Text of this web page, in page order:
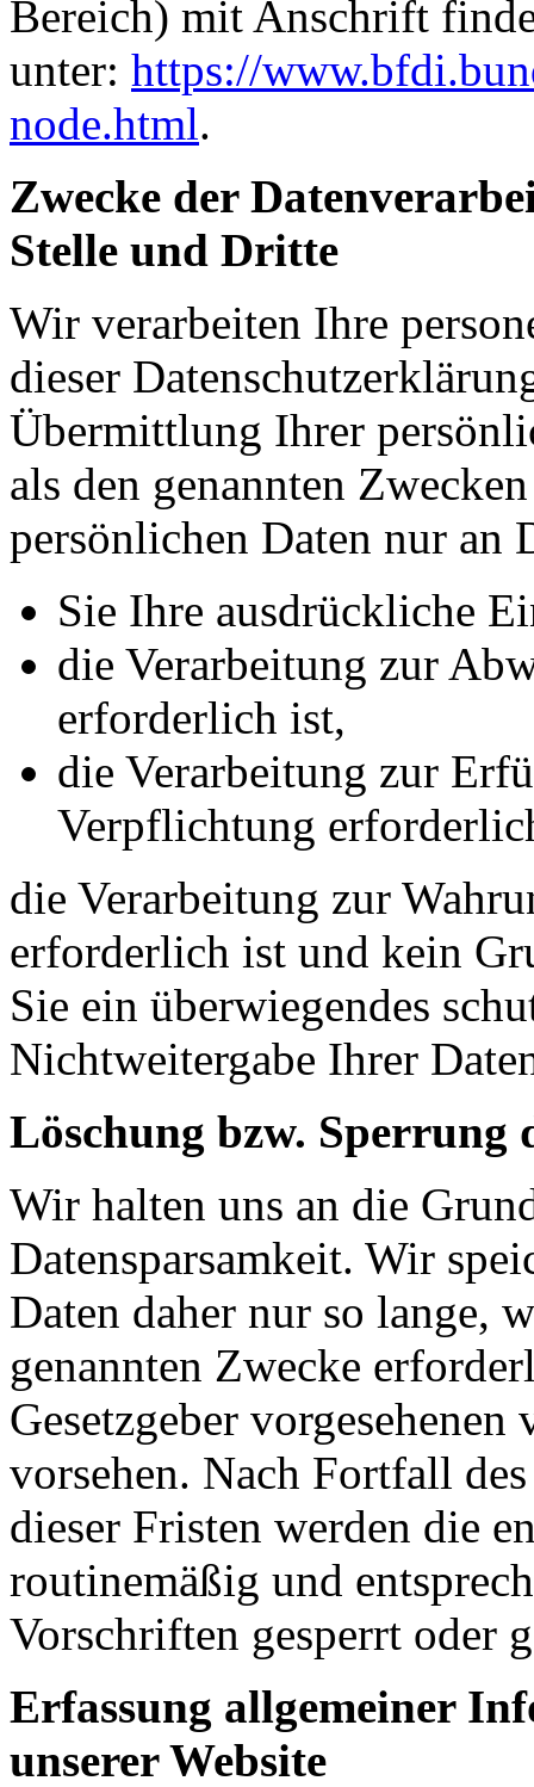
Bereich) mit Anschrift
unter: https://
node.html.
Zwecke der
Stelle und Dritte
Wir verarbeiten Ihre
dieser
Übermittlung Ihrer
als den genannten
persönlichen Daten nur an
Sie Ihre ausdrückliche
die Verarbeitung zur
erforderlich ist,
die Verarbeitung zur
Verpflichtung
die Verarbeitung zur
erforderlich ist und kein
Sie ein überwiegendes
Nichtweitergabe Ihrer
Löschung bzw. Sperrung
Wir halten uns an die
Datensparsamkeit. Wir
Daten daher nur so lange,
genannten Zwecke
Gesetzgeber
vorsehen. Nach Fortfall
dieser Fristen werden die
routinemäßig und
Vorschriften gesperrt oder
Erfassung allgemeiner
unserer Website